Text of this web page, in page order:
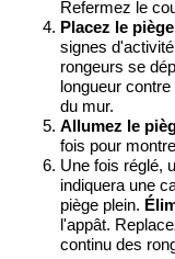
Refermez le
Placez le piège
signes
rongeurs se
longueur
du mur.
Allumez le
fois pour
Une fois réglé,
indiquera une
piège plein.
l'appât.
continu des